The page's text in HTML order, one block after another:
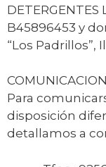
DETERGENTES
B45896453 y
“Los Padrillos”,
Para
disposición
detallamos a